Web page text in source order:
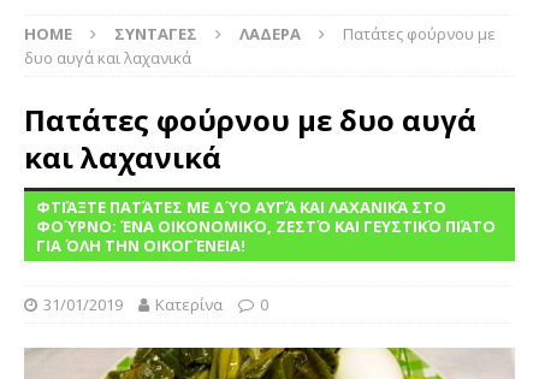
HOME ΣΥΝΤΑΓΕΣ ΛΑΔΕΡΑ
Πατάτες φούρνου με
δυο αυγά και λαχανικά
Πατάτες φούρνου με δυο αυγά
και λαχανικά
ΦΤΙΆΞΤΕ ΠΑΤΆΤΕΣ ΜΕ ΔΎΟ ΑΥΓΆ ΚΑΙ ΛΑΧΑΝΙΚΆ ΣΤΟ
ΦΟΎΡΝΟ: ΈΝΑ ΟΙΚΟΝΟΜΙΚΌ, ΖΕΣΤΌ ΚΑΙ ΓΕΥΣΤΙΚΌ ΠΙΆΤΟ
ΓΙΑ ΌΛΗ ΤΗΝ ΟΙΚΟΓΈΝΕΙΑ!
31/01/2019 Κατερίνα 0